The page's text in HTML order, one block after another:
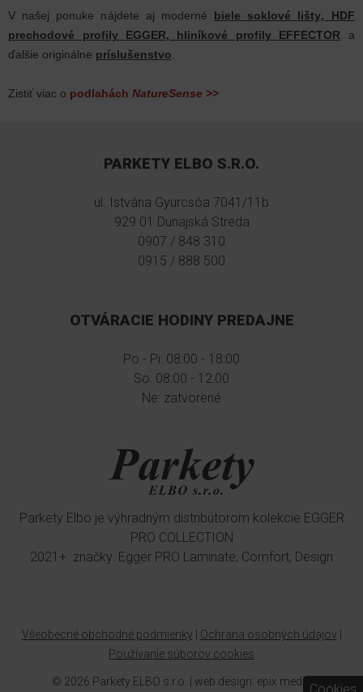
V našej ponuke nájdete aj moderné biele soklové lišty, HDF
prechodové profily EGGER, hliníkové profily EFFECTOR a
ďalšie originálne príslušenstvo
Zistiť viac o podlahách NatureSense >>
PARKETY ELBO S.R.O.
ul. Istvána Gyurcsóa 7041/11b
929 01 Dunajská Streda
0907 / 848 310
0915 / 888 500
OTVÁRACIE HODINY PREDAJNE
Po - Pi: 08:00 - 18:00
So: 08:00 - 12:00
Ne: zatvorené
Parkety Elbo je výhradným distribútorom kolekcie EGGER
PRO COLLECTION
2021+ značky: Egger PRO Laminate, Comfort, Design
Všeobecné obchodné podmienky Ochrana osobných údajov
Používanie súborov cookies
© 2026 Parkety ELBO s.r.o. | web design: epix media